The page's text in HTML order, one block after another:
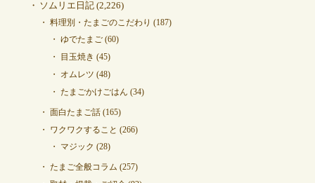
ソムリエ日記(2,226)
料理別・たまごのこだわり (187)
ゆでたまご(60)
目玉焼き (45)
オムレツ (48)
たまごかけごはん (34)
面白たまご話(165)
ワクワクすること (266)
マジック (28)
たまご全般コラム (257)